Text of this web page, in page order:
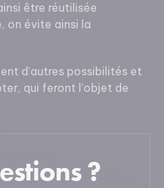
être réutilisée
on évite ainsi la
d’autres possibilités et
qui feront l’objet de
?